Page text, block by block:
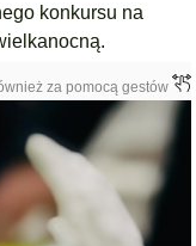
konkursu na
za pomocą gestów